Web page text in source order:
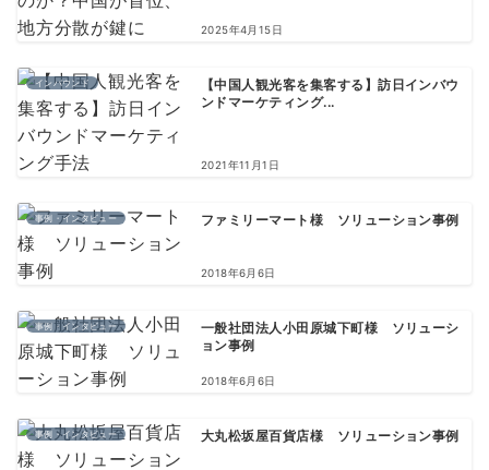
2025年4月15日
インバウンド
【中国人観光客を集客する】訪日インバウ
ンドマーケティング...
2021年11月1日
事例・インタビュー ファミリーマート様 ソリューション事例
2018年6月6日
事例・インタビュー
一般社団法人小田原城下町様 ソリューシ
ョン事例
2018年6月6日
事例・インタビュー 大丸松坂屋百貨店様 ソリューション事例